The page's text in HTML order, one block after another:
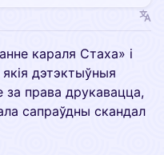
караля Стаха» і
дэтэктыўныя
за права друкавацца,
сапраўдны скандал